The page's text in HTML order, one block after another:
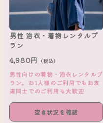
男性 浴衣・着物レンタルプ
ラン
4,980円 （税込）
男性向けの着物・浴衣レンタルプ
ラン。お1人様のご利用でもお友
達同士でのご利用も大歓迎
空き状況を確認